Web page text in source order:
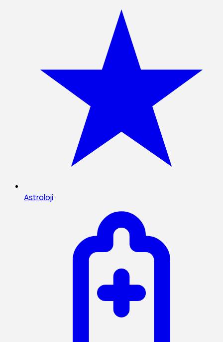
Astroloji